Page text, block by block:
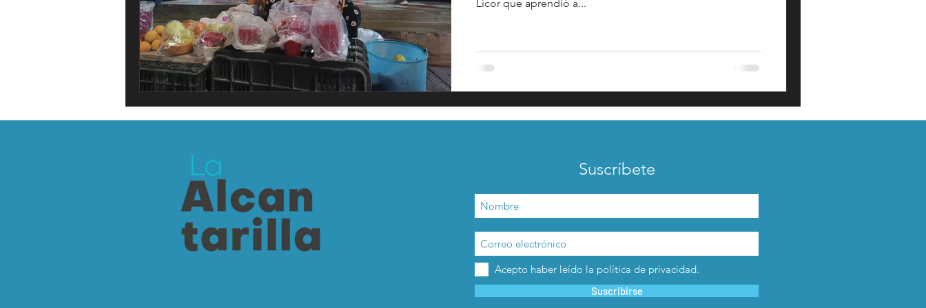
Lo Personal es Jurídico destacadas captura critica
Licor que aprendió a...
Suscríbete
Acepto haber leído la política de privacidad.
Suscribirse